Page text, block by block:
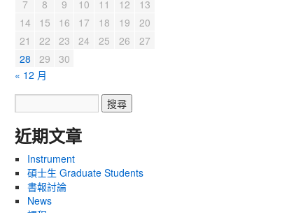
7
8 9 10 11 12
13
14
15 16 17 18 19
20
21
22 23 24 25 26
27
28
29
30
« 12 月
近期文章
Instrument
碩士生 Graduate Students
書報討論
News